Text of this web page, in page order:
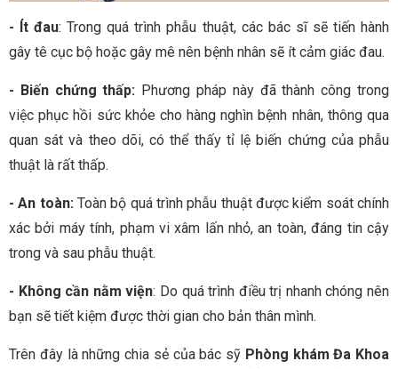
- Ít đau: Trong quá trình phẫu thuật, các bác sĩ sẽ tiến hành
gây tê cục bộ hoặc gây mê nên bệnh nhân sẽ ít cảm giác đau.
- Biến chứng thấp: Phương pháp này đã thành công trong
việc phục hồi sức khỏe cho hàng nghìn bệnh nhân, thông qua
quan sát và theo dõi, có thể thấy tỉ lệ biến chứng của phẫu
thuật là rất thấp.
- An toàn:Toàn bộ quá trình phẫu thuật được kiểm soát chính
xác bởi máy tính, phạm vi xâm lấn nhỏ, an toàn, đáng tin cậy
trong và sau phẫu thuật.
- Không cần nằm viện: Do quá trình điều trị nhanh chóng nên
bạn sẽ tiết kiệm được thời gian cho bản thân mình.
Trên đây là những chia sẻ của bác sỹ Phòng khám Đa Khoa